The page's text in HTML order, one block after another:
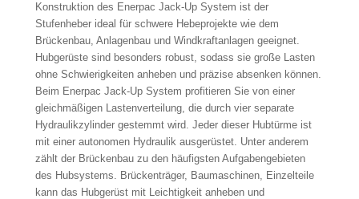
Konstruktion des Enerpac Jack-Up System ist der
Stufenheber ideal für schwere Hebeprojekte wie dem
Brückenbau, Anlagenbau und Windkraftanlagen geeignet.
Hubgerüste sind besonders robust, sodass sie große Lasten
ohne Schwierigkeiten anheben und präzise absenken können.
Beim Enerpac Jack-Up System profitieren Sie von einer
gleichmäßigen Lastenverteilung, die durch vier separate
Hydraulikzylinder gestemmt wird. Jeder dieser Hubtürme ist
mit einer autonomen Hydraulik ausgerüstet. Unter anderem
zählt der Brückenbau zu den häufigsten Aufgabengebieten
des Hubsystems. Brückenträger, Baumaschinen, Einzelteile
kann das Hubgerüst mit Leichtigkeit anheben und